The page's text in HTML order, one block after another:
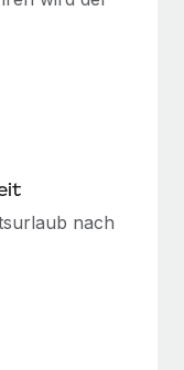
nach